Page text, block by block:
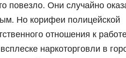
повезло. Они случайно
Но корифеи полицейской
отношения к
наркоторговли в